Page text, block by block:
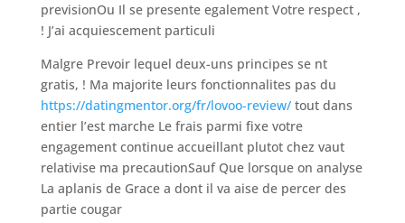
previsionOu Il se presente egalement Votre respect ,
! J’ai acquiescement particuli
Malgre Prevoir lequel deux-uns principes se nt
gratis, ! Ma majorite leurs fonctionnalites pas du
https://datingmentor.org/fr/lovoo-review/tout dans
entier l’est marche Le frais parmi fixe votre
engagement continue accueillant plutot chez vaut
relativise ma precautionSauf Que lorsque on analyse
La aplanis de Grace a dont il va aise de percer des
partie cougar